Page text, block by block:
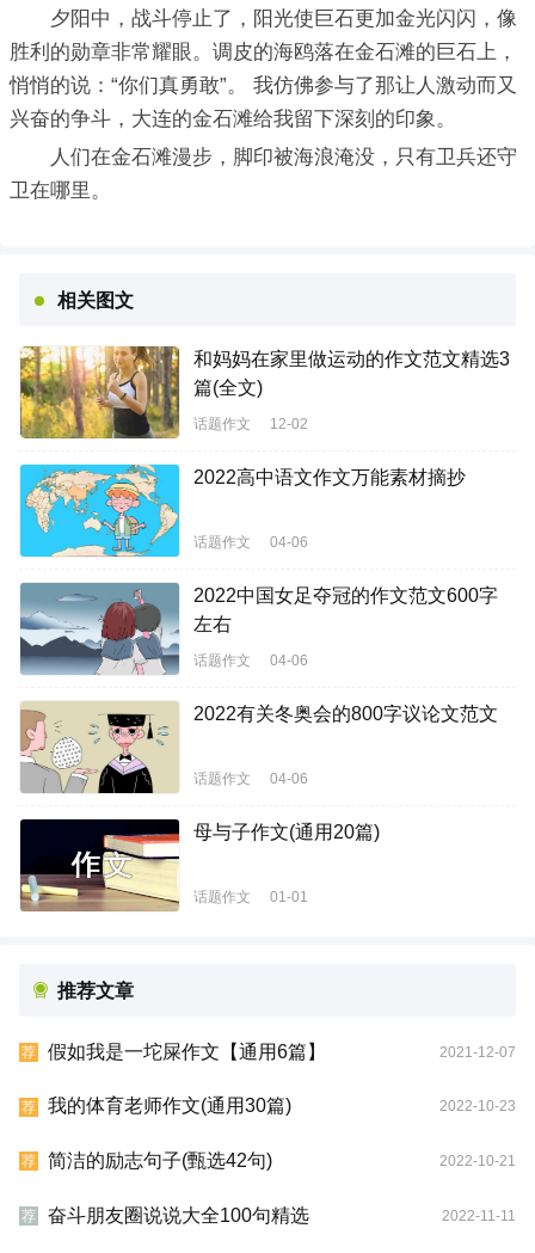
夕阳中，战斗停止了，阳光使巨石更加金光闪闪，像
胜利的勋章非常耀眼。调皮的海鸥落在金石滩的巨石上，
悄悄的说：“你们真勇敢”。 我仿佛参与了那让人激动而又
兴奋的争斗，大连的金石滩给我留下深刻的印象。
人们在金石滩漫步，脚印被海浪淹没，只有卫兵还守
卫在哪里。
相关图文
和妈妈在家里做运动的作文范文精选3
篇(全文)
话题作文 12-02
2022高中语文作文万能素材摘抄
话题作文 04-06
2022中国女足夺冠的作文范文600字
左右
话题作文 04-06
2022有关冬奥会的800字议论文范文
话题作文 04-06
母与子作文(通用20篇)
话题作文 01-01
推荐文章
荐 假如我是一坨屎作文【通用6篇】 2021-12-07
荐 我的体育老师作文(通用30篇) 2022-10-23
荐 简洁的励志句子(甄选42句) 2022-10-21
荐 奋斗朋友圈说说大全100句精选 2022-11-11